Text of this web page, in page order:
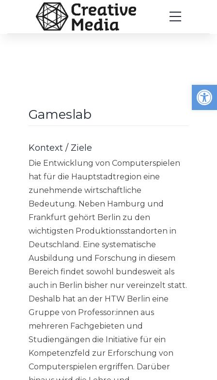
Werkzeugleiste öffnen
Gameslab
Kontext / Ziele
Die Entwicklung von Computerspielen
hat für die Hauptstadtregion eine
zunehmende wirtschaftliche
Bedeutung. Neben Hamburg und
Frankfurt gehört Berlin zu den
wichtigsten Produktionsstandorten in
Deutschland. Eine systematische
Ausbildung und Forschung in diesem
Bereich findet sowohl bundesweit als
auch in Berlin bisher nur vereinzelt statt.
Deshalb hat an der HTW Berlin eine
Gruppe von Professor:innen aus
mehreren Fachgebieten und
Studiengängen die Initiative für ein
Kompetenzfeld zur Erforschung von
Computerspielen ergriffen. Darüber